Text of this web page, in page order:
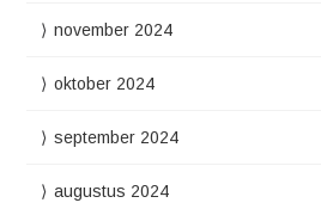
november 2024
oktober 2024
september 2024
augustus 2024